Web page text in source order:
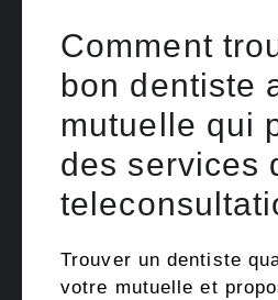
Comment
bon dentiste
mutuelle qui
des services
Trouver un dentiste
votre mutuelle et